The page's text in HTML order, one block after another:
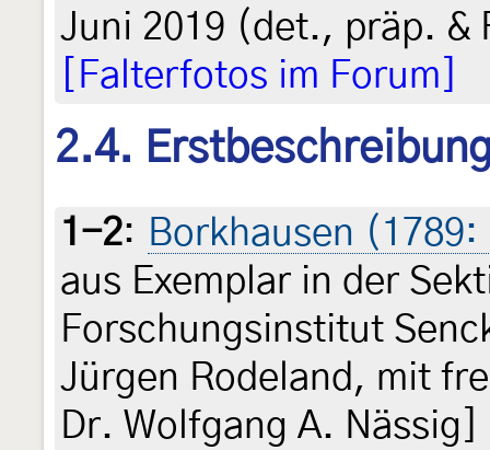
Juni 2019 (det., präp. &
[Falterfotos im Forum]
2.4.
1-2: Borkhausen
aus Exemplar in der
Forschungsinstitut
Jürgen Rodeland, mit
Dr. Wolfgang A. Nässig]